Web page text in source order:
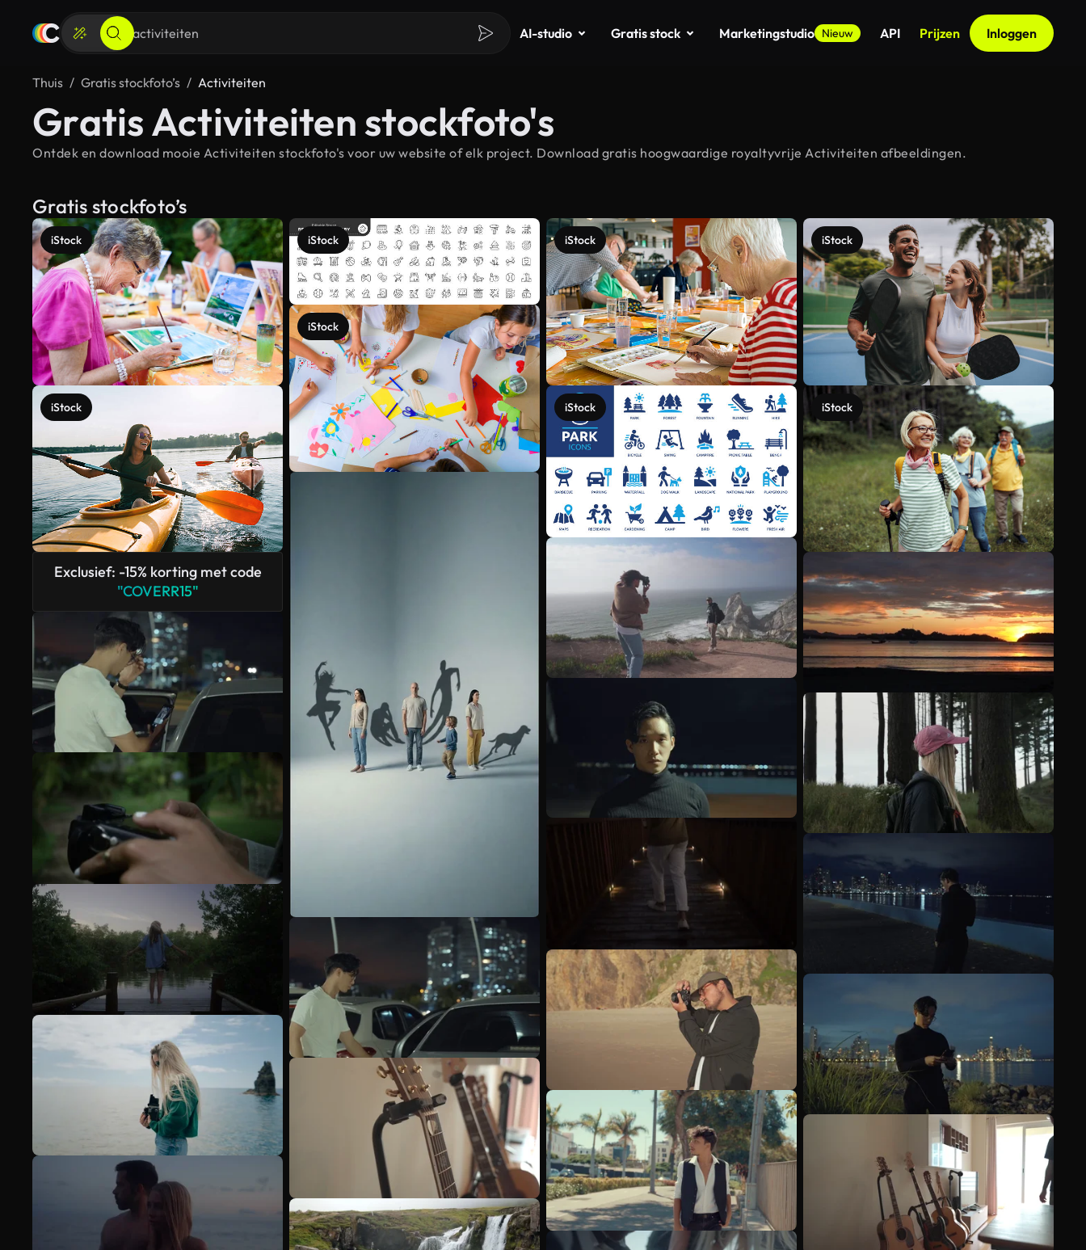
AI-studio Gratis stock Marketingstudio Nieuw API Prijzen Inloggen
Thuis Gratis stockfoto’s Activiteiten
Gratis Activiteiten stockfoto's
Ontdek en download mooie Activiteiten stockfoto's voor uw website of elk project. Download gratis hoogwaardige royaltyvrije Activiteiten afbeeldingen.
Gratis stockfoto’s
iStock
iStock
Exclusief: -15% korting met code
"COVERR15"
iStock
iStock
iStock
iStock
iStock
iStock
Meer bekijken